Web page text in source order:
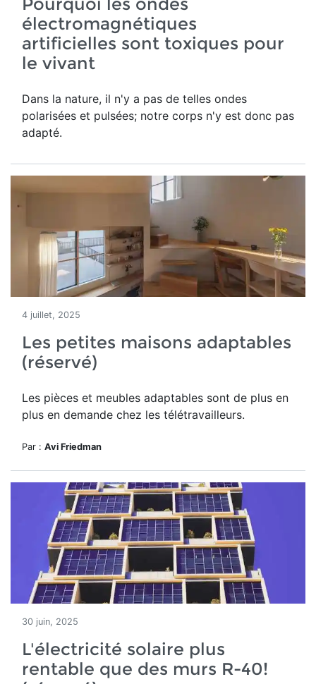
électromagnétiques
artificielles sont toxiques pour
le vivant
Dans la nature, il n'y a pas de telles ondes
polarisées et pulsées; notre corps n'y est donc pas
adapté.
4 juillet, 2025
Les petites maisons adaptables
(réservé)
Les pièces et meubles adaptables sont de plus en
plus en demande chez les télétravailleurs.
Par : Avi Friedman
30 juin, 2025
L'électricité solaire plus
rentable que des murs R-40!